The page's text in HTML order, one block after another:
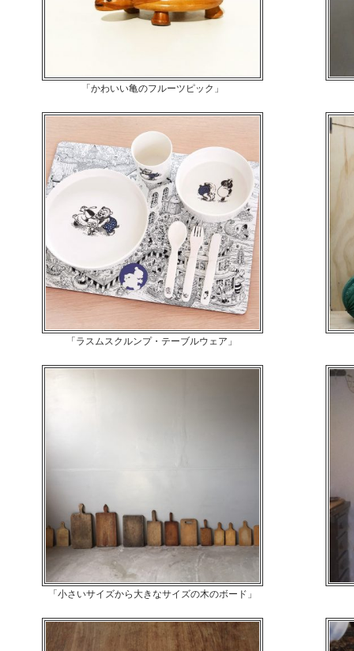
「かわいい亀のフルーツピック」
「ラスムスクルンプ・テーブルウェア」
「小さいサイズから大きなサイズの木のボード」